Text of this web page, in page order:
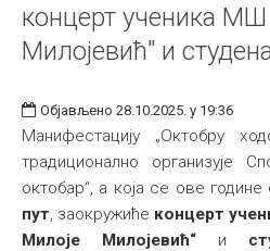
Галерија
Издаваштво
Библиотека
Студенти
Међународна
концерт ученика
Милојевић" и
Објављено 28.10.2025. у 19:36
Манифестацију „Октобру
традиционално организује
октобар“, а која се ове
пут, заокружиће концерт
Милоје Милојевић“ и